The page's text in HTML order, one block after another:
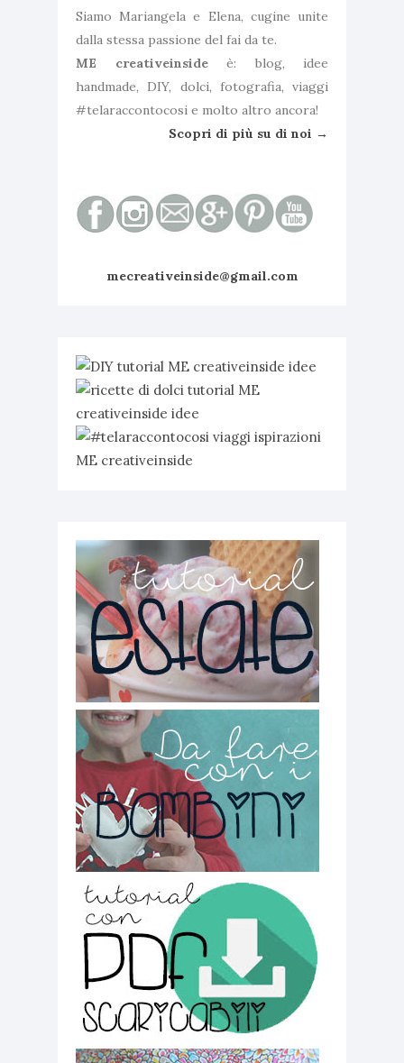
Siamo Mariangela e Elena, cugine unite
dalla stessa passione del fai da te.
ME creativeinsideè: blog, idee
handmade, DIY, dolci, fotografia, viaggi
#telaraccontocosi e molto altro ancora!
Scopri di più su di noi →
mecreativeinside@gmail.com